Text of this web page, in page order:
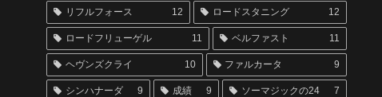
リフルフォース 12 ロードスタニング 12
ロードフリューゲル 11 ベルファスト 11
ヘヴンズクライ 10 ファルカータ 9
シンハナーダ 9 成績 9 ソーマジックの24 7